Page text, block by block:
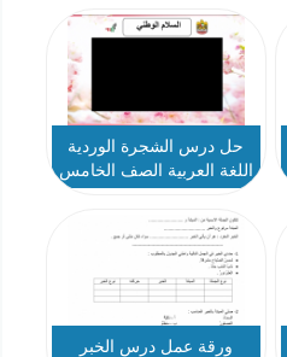
حل درس الشجرة الوردية
اللغة العربية الصف الخامس
ورقة عمل درس الخبر